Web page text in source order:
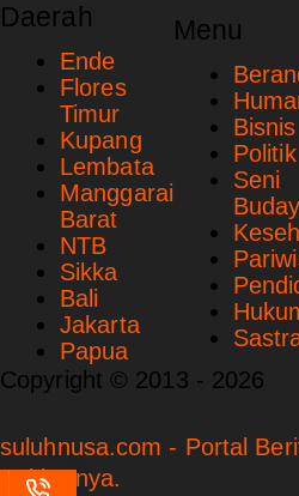
Daerah
Ende
Flores
Timur
Kupang
Lembata
Manggarai
Barat
NTB
Sikka
Bali
Jakarta
Papua
Menu
Bisnis
Politik
Seni
Copyright © 2013 - 2026
suluhnusa.com - Portal
Sekitarnya.